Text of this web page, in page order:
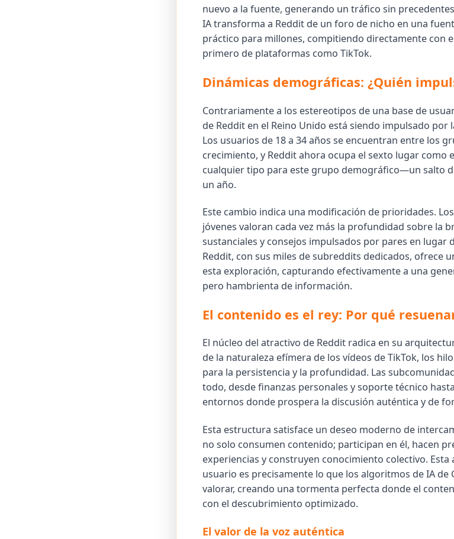
nuevo a la fuente, generando un tráfico sin
IA transforma a Reddit de un foro de nicho en una
práctico para millones, compitiendo directamente con
primero de plataformas como TikTok.
Dinámicas demográficas: ¿Quién
Contrariamente a los estereotipos de una base de
de Reddit en el Reino Unido está siendo impulsado por
Los usuarios de 18 a 34 años se encuentran entre los
crecimiento, y Reddit ahora ocupa el sexto lugar como
cualquier tipo para este grupo demográfico—un salto
un año.
Este cambio indica una modificación de prioridades.
jóvenes valoran cada vez más la profundidad sobre la
sustanciales y consejos impulsados por pares en lugar
Reddit, con sus miles de subreddits dedicados, ofrece
esta exploración, capturando efectivamente a una
pero hambrienta de información.
El contenido es el rey: Por qué
El núcleo del atractivo de Reddit radica en su
de la naturaleza efímera de los vídeos de TikTok, los
para la persistencia y la profundidad. Las
todo, desde finanzas personales y soporte técnico
entornos donde prospera la discusión auténtica y de
Esta estructura satisface un deseo moderno de
no solo consumen contenido; participan en él, hacen
experiencias y construyen conocimiento colectivo.
usuario es precisamente lo que los algoritmos de IA de
valorar, creando una tormenta perfecta donde el
con el descubrimiento optimizado.
El valor de la voz auténtica